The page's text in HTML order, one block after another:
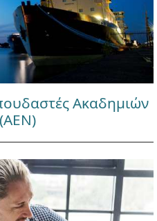
Ακαδημιών